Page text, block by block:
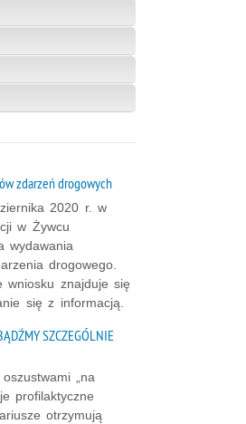
zdarzeń drogowych
2020 r. w
w Żywcu
wydawania
drogowego.
wniosku znajduje się
się z informacją.
SZCZEGÓLNIE
„na
profilaktyczne
otrzymują